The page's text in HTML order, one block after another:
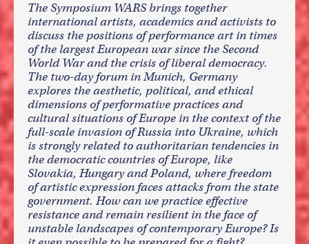
The Symposium WARS brings together
international artists, academics and activists to
discuss the positions of performance art in times
of the largest European war since the Second
World War and the crisis of liberal democracy.
The two-day forum in Munich, Germany
explores the aesthetic, political, and ethical
dimensions of performative practices and
cultural situations of Europe in the context of the
full-scale invasion of Russia into Ukraine, which
is strongly related to authoritarian tendencies in
the democratic countries of Europe, like
Slovakia, Hungary and Poland, where freedom
of artistic expression faces attacks from the state
government. How can we practice effective
resistance and remain resilient in the face of
unstable landscapes of contemporary Europe? Is